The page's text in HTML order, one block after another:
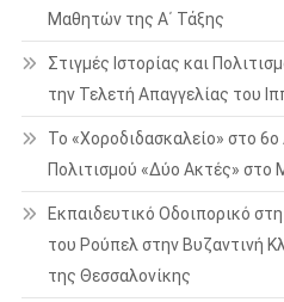
Μαθητών της Α΄ Τάξης
Στιγμές Ιστορίας και
την Τελετή Απαγγελίας του
Το «Χοροδιδασκαλείο» στο
Πολιτισμού «Δύο Ακτές» στο
Εκπαιδευτικό Οδοιπορικό
του Ρούπελ στην Βυζαντινή
της Θεσσαλονίκης